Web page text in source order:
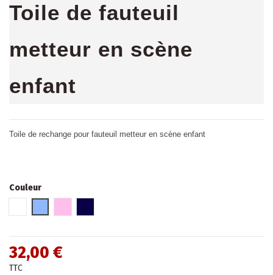
Toile de fauteuil
metteur en scène
enfant
Toile de rechange pour fauteuil metteur en scène enfant
Couleur
32,00 €
TTC